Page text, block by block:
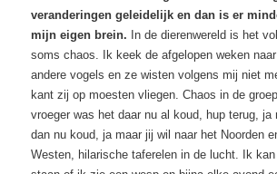
veranderingen geleidelijk en dan is er
mijn eigen brein. In de dierenwereld is het
soms chaos. Ik keek de afgelopen weken
andere vogels en ze wisten volgens mij niet
kant zij op moesten vliegen. Chaos in de
vroeger was het daar nu al koud, hup terug, ja
dan nu koud, ja maar jij wil naar het Noorden
Westen, hilarische taferelen in de lucht. Ik